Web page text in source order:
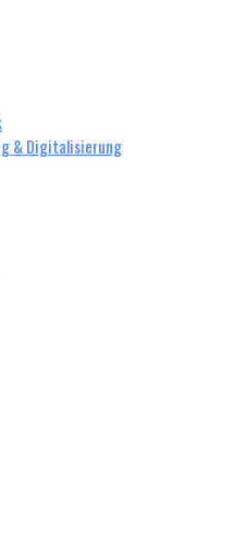
& Digitalisierung